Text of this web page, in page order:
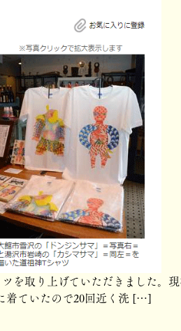
取り上げていただきました。
着ていたので20回近く洗 […]